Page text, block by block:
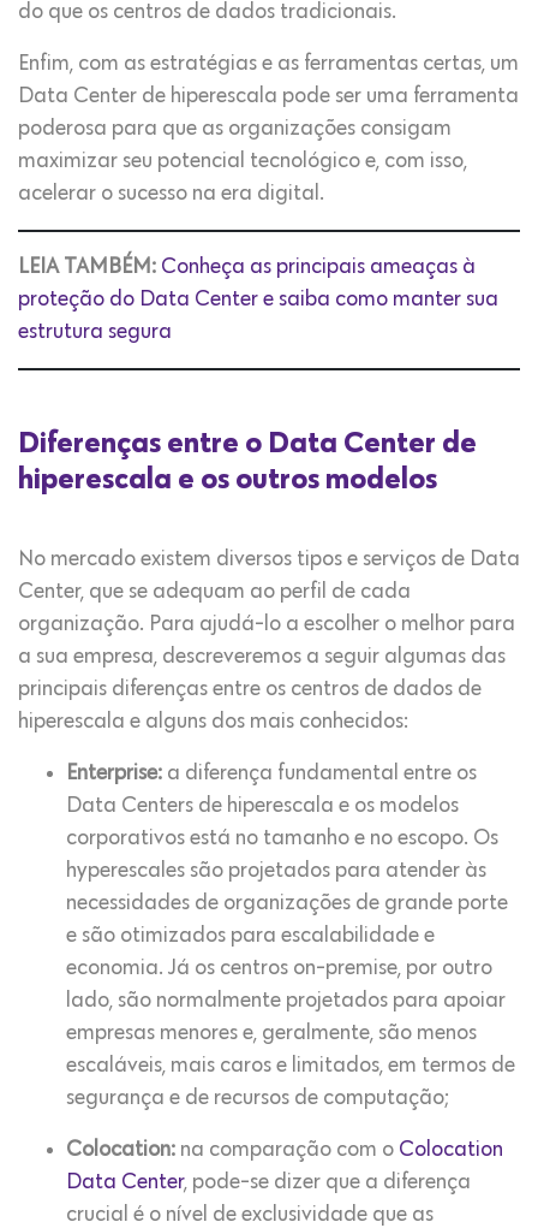
do que os centros de dados tradicionais.
Enfim, com as estratégias e as ferramentas certas, um
Data Center de hiperescala pode ser uma ferramenta
poderosa para que as organizações consigam
maximizar seu potencial tecnológico e, com isso,
acelerar o sucesso na era digital.
LEIA TAMBÉM: Conheça as principais ameaças à
proteção do Data Center e saiba como manter sua
estrutura segura
Diferenças entre o Data Center de
hiperescala e os outros modelos
No mercado existem diversos tipos e serviços de Data
Center, que se adequam ao perfil de cada
organização. Para ajudá-lo a escolher o melhor para
a sua empresa, descreveremos a seguir algumas das
principais diferenças entre os centros de dados de
hiperescala e alguns dos mais conhecidos:
Enterprise: a diferença fundamental entre os
Data Centers de hiperescala e os modelos
corporativos está no tamanho e no escopo. Os
hyperescales são projetados para atender às
necessidades de organizações de grande porte
e são otimizados para escalabilidade e
economia. Já os centros on-premise, por outro
lado, são normalmente projetados para apoiar
empresas menores e, geralmente, são menos
escaláveis, mais caros e limitados, em termos de
segurança e de recursos de computação;
Colocation: na comparação com o Colocation
Data Center, pode-se dizer que a diferença
crucial é o nível de exclusividade que as